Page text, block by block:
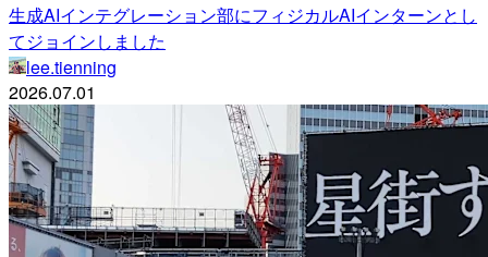
生成AIインテグレーション部にフィジカルAIインターンとし
てジョインしました
lee.tienning
2026.07.01